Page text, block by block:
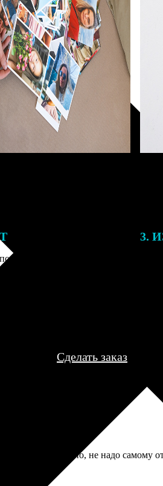
заказа к печати
могут связаться с Вами
телефону или email для
деталей.
3.
Сделать заказ
про него. Удобно, не надо самому